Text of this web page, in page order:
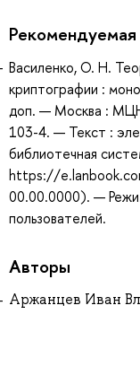
Рекомендуемая
Василенко, О. Н.
криптографии :
доп. — Москва :
103-4. — Текст :
библиотечная
https://
00.00.0000). —
пользователей.
Авторы
Аржанцев Иван